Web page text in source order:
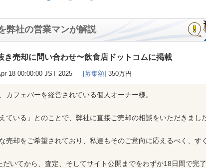
弊社の営業マンが解説
き売却に問い合わせ〜飲食店ドットコムに掲載
18 00:00:00 JST 2025 [募集額] 350万円
カフェバーを経営されている個人オーナー様。
ている」とのことで、弊社に直接ご売却の相談をいただきました
売却をご希望されており、私達もそのご意向に応えるべく、す
いてから、査定、そしてサイト公開までをわずか18日間で完